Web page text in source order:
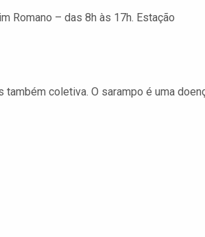
Romano – das 8h às 17h. Estação
também coletiva. O sarampo é uma